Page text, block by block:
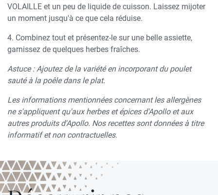
VOLAILLE et un peu de liquide de cuisson. Laissez mijoter
un moment jusqu'à ce que cela réduise.
4. Combinez tout et présentez-le sur une belle assiette,
garnissez de quelques herbes fraîches.
Astuce : Ajoutez de la variété en incorporant du poulet
sauté à la poêle dans le plat.
Les informations mentionnées concernant les allergènes
ne s'appliquent qu'aux herbes et épices d'Apollo et aux
autres produits d'Apollo. Nos recettes sont données à titre
informatif et non contractuelles.